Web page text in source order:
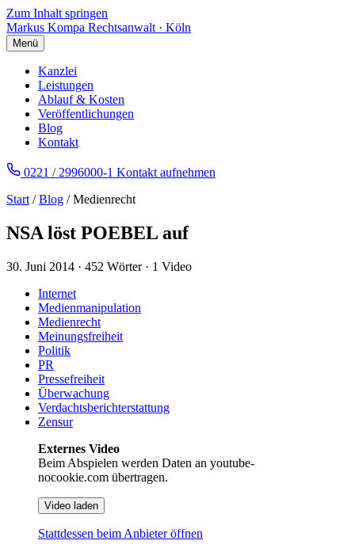
Zum Inhalt springen
Markus Kompa Rechtsanwalt · Köln
Menü
Kanzlei
Leistungen
Ablauf & Kosten
Veröffentlichungen
Blog
Kontakt
0221 / 2996000-1 Kontakt aufnehmen
Start /Blog / Medienrecht
NSA löst POEBEL auf
30. Juni 2014 · 452 Wörter · 1 Video
Internet
Medienmanipulation
Medienrecht
Meinungsfreiheit
Politik
PR
Pressefreiheit
Überwachung
Verdachtsberichterstattung
Zensur
Externes Video
Beim Abspielen werden Daten an youtube-
nocookie.com übertragen.
Video laden
Stattdessen beim Anbieter öffnen